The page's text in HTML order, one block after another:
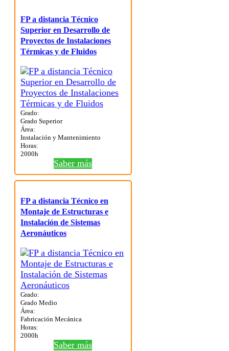
FP a distancia Técnico
Superior en Desarrollo de
Proyectos de Instalaciones
Térmicas y de Fluidos
Grado:
Grado Superior
Área:
Instalación y Mantenimiento
Horas:
2000h
Saber más
FP a distancia Técnico en
Montaje de Estructuras e
Instalación de Sistemas
Aeronáuticos
Grado:
Grado Medio
Área:
Fabricación Mecánica
Horas:
2000h
Saber más